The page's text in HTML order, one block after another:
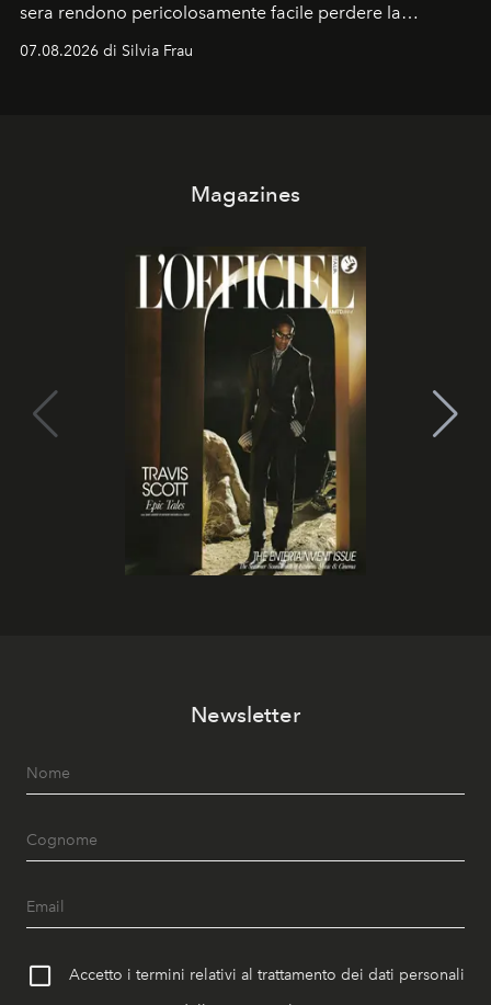
sera rendono pericolosamente facile perdere la
cognizione del tempo. Ma con quadranti così
07.08.2026 di Silvia Frau
Magazines
Newsletter
Accetto i termini relativi al trattamento dei dati personali